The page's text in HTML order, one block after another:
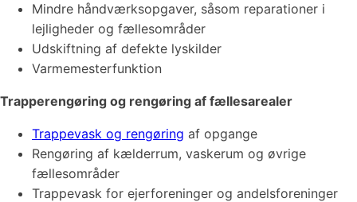
Mindre håndværksopgaver, såsom reparationer i
lejligheder og fællesområder
Udskiftning af defekte lyskilder
Varmemesterfunktion
Trapperengøring og rengøring af fællesarealer
Trappevask og rengøring af opgange
Rengøring af kælderrum, vaskerum og øvrige
fællesområder
Trappevask for ejerforeninger og andelsforeninger